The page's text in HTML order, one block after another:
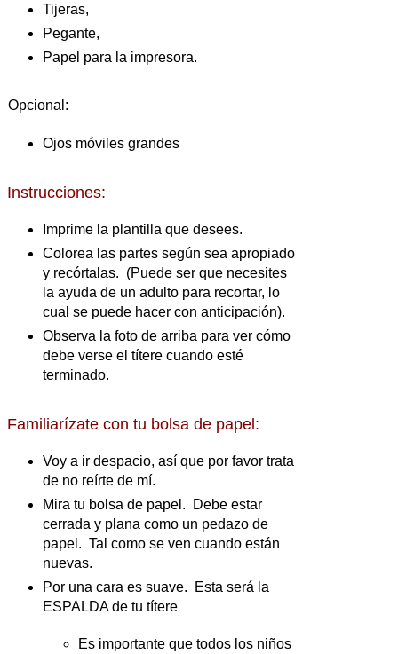
Tijeras,
Pegante,
Papel para la impresora.
Opcional:
Ojos móviles grandes
Instrucciones:
Imprime la plantilla que desees.
Colorea las partes según sea apropiado
y recórtalas. (Puede ser que necesites
la ayuda de un adulto para recortar, lo
cual se puede hacer con anticipación).
Observa la foto de arriba para ver cómo
debe verse el títere cuando esté
terminado.
Familiarízate con tu bolsa de papel:
Voy a ir despacio, así que por favor trata
de no reírte de mí.
Mira tu bolsa de papel. Debe estar
cerrada y plana como un pedazo de
papel. Tal como se ven cuando están
nuevas.
Por una cara es suave. Esta será la
ESPALDA de tu títere
Es importante que todos los niños